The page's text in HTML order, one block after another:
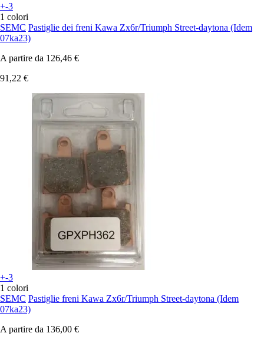
+-3
1 colori
SEMC Pastiglie dei freni Kawa Zx6r/Triumph Street-daytona (Idem
07ka23)
A partire da 126,46 €
91,22 €
+-3
1 colori
SEMC Pastiglie freni Kawa Zx6r/Triumph Street-daytona (Idem
07ka23)
A partire da 136,00 €